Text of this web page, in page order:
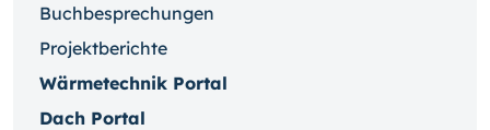
Buchbesprechungen
Projektberichte
Wärmetechnik Portal
Dach Portal